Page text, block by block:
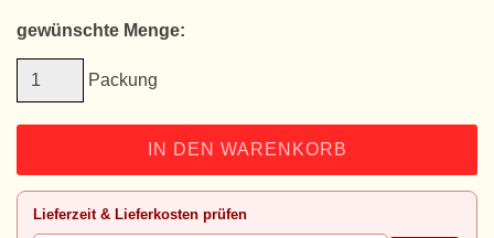
gewünschte Menge:
Packung
IN DEN WARENKORB
Lieferzeit & Lieferkosten prüfen